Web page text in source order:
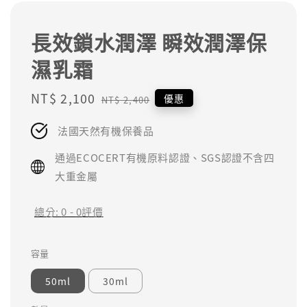
長效鎖水潤澤 瞬效潤澤保
濕乳霜
Sale
NT$ 2,100 Regular
NT$ 2,400 優惠
法國天然有機保養品
通過ECOCERT有機原料認證、SGS認證不含四
大重金屬
總分:0 -0評價
容量
50ml 30ml